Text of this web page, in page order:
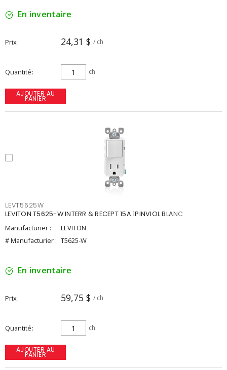
En inventaire
Prix 24,31 $ / ch
Quantité ch
AJOUTER AU
PANIER
LEVT5625W
LEVITON T5625-W INTERR & RECEPT 15A 1PINVIOL BLANC
Manufacturier :
LEVITON
# Manufacturier : T5625-W
En inventaire
Prix 59,75 $ / ch
Quantité ch
AJOUTER AU
PANIER